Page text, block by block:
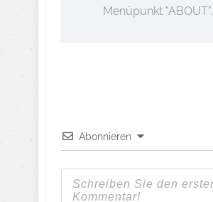
Menüpunkt "ABOUT".
Abonnieren